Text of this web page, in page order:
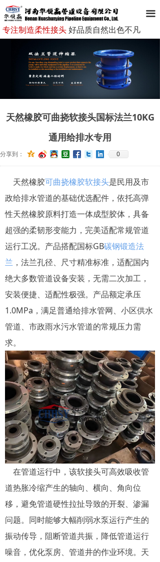
끀
网站首页
走进华顺赢
华顺赢产品
新闻资讯
成功案例
客户服务
在线留言
联系我们
专注制造柔性接头好品质自然出色不凡
天然橡胶可曲挠软接头国标法兰10KG
通用给排水专用
天然橡胶可曲挠橡胶软接头是民用及市
政给排水管道的基础优选配件，依托高弹
性天然橡胶原料打造一体成型胶体，具备
超强的柔韧形变能力，完美适配常规管道
运行工况。产品搭配国标GB碳钢锻造法
兰 ，法兰孔径、尺寸精准标准，适配国内
绝大多数管道设备安装，无需二次加工，
安装便捷、适配性极强。产品额定承压
1.0MPa，满足普通给排水管网、小区供水
管道、市政雨水污水管道的常规压力需
求。
在管道运行中，该软接头可高效吸收管
道热胀冷缩产生的轴向、横向、角向位
移，避免管道硬性拉扯导致的开裂、渗漏
问题。同时能够大幅削弱水泵运行产生的
振动传导，阻断管道共振，降低管道运行
噪音，优化泵房、管道井的作业环境。天
分享到： 0